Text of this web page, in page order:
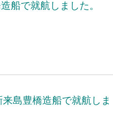
船で就航しました。
島豊橋造船で就航しま